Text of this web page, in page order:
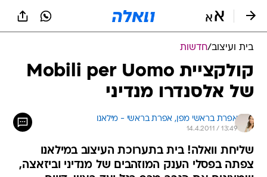
בית ועיצוב/חדשות
קולקציית Mobili per Uomo
של אלסנדרו מנדיני
אפרת בראשי מפן, אפרת בראשי - מילאנו
14.4.2011 / 13:49
שליחת וואלה! בית בתערוכת העיצוב במילאנו
צפתה בפסלי הענק המוזהבים של מנדיני וביזאצה,